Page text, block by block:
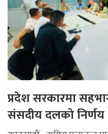
प्रदेश सरकारमा
संसदीय दलको निर्णय